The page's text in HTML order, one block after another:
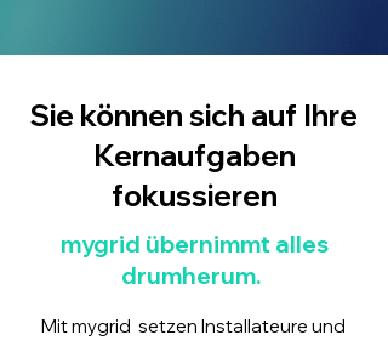
Sie können sich auf Ihre
Kernaufgaben
fokussieren
mygrid übernimmt alles
drumherum.
Mit mygrid setzen Installateure und